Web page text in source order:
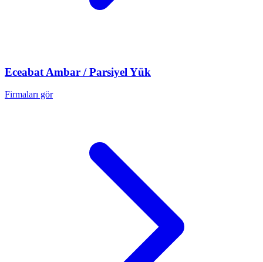
Eceabat Ambar / Parsiyel Yük
Firmaları gör